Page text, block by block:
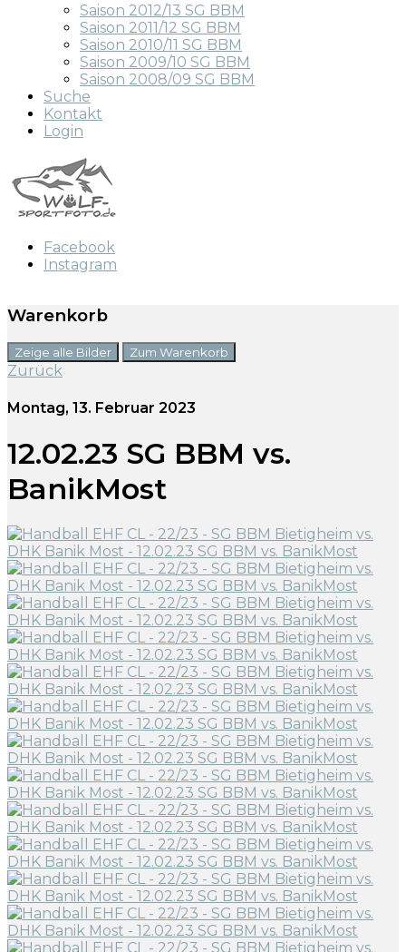
Saison 2012/13 SG BBM
Saison 2011/12 SG BBM
Saison 2010/11 SG BBM
Saison 2009/10 SG BBM
Saison 2008/09 SG BBM
Suche
Kontakt
Login
Facebook
Instagram
Warenkorb
Zeige alle Bilder Zum Warenkorb
Zurück
Montag, 13. Februar 2023
12.02.23 SG BBM vs.
BanikMost